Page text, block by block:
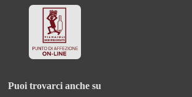
Puoi trovarci anche su